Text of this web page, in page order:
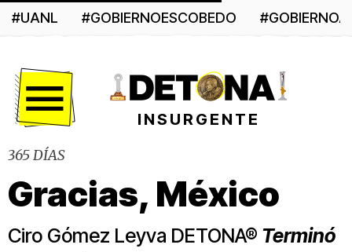
#UANL #GOBIERNOESCOBEDO
INSURGENTE
365 DÍAS
Gracias, México
Ciro Gómez Leyva DETONA® Terminó